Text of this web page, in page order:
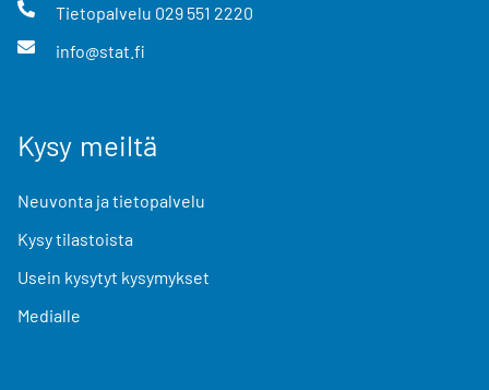
Tietopalvelu 029 551 2220
info@stat.fi
Kysy meiltä
Neuvonta ja tietopalvelu
Kysy tilastoista
Usein kysytyt kysymykset
Medialle